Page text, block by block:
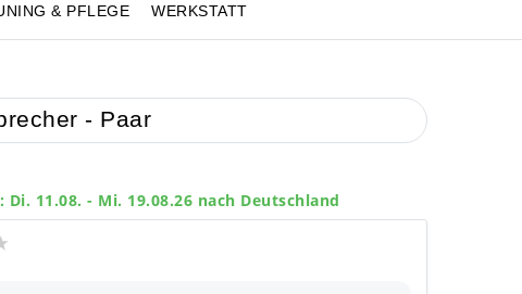
& PFLEGE WERKSTATT
- Paar
Di. 11.08. - Mi. 19.08.26 nach Deutschland